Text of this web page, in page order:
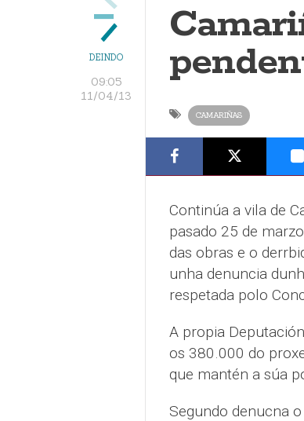
DEINDO
09:05
11/04/13
CAMARIÑAS
Continúa a vila de
pasado 25 de
das obras e o
unha denuncia
respetada polo
A propia
os 380.000 do
que mantén a súa
Segundo denucna